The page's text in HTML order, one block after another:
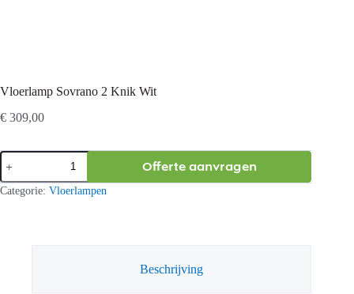
Vloerlamp Sovrano 2 Knik Wit
€ 309,00
Vloerlamp
Sovrano
2
Knik
Offerte aanvragen
Categorie: Vloerlampen
Beschrijving